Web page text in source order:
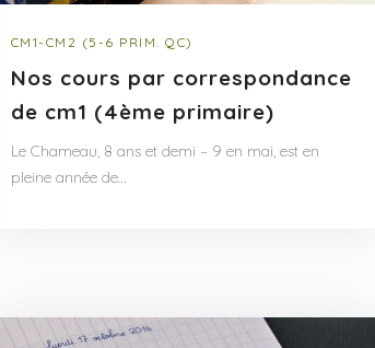
CM1-CM2 (5-6 PRIM. QC)
Nos cours par correspondance
de cm1 (4ème primaire)
Le Chameau, 8 ans et demi – 9 en mai, est en
pleine année de…